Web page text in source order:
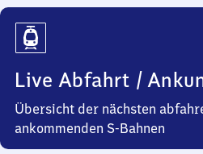
Reiseinfos
Live Abfahrt /
Übersicht der nächsten
ankommenden S-Bahnen